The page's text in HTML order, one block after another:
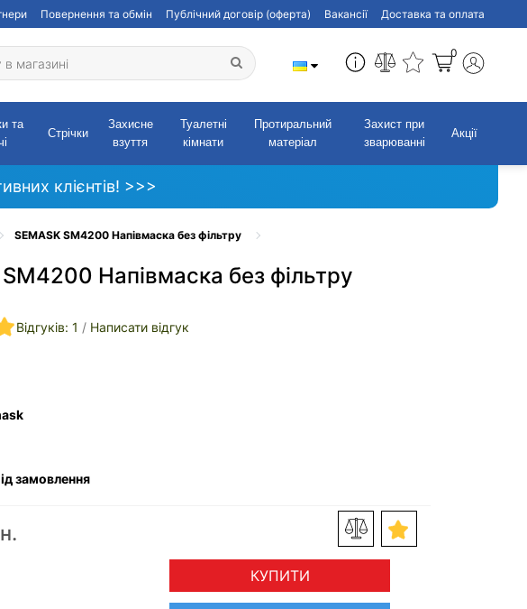
Повернення та обмін Публічний договір (оферта) Вакансії Доставка та оплата
0
та
Стрічки
Захисне
взуття
Туалетні
кімнати
Протиральний
матеріал
Захист при
зварюванні
Акції
клієнтів! >>>
SEMASK SM4200 Напівмаска без фільтру
SM4200 Напівмаска без фільтру
Відгуків: 1 / Написати відгук
замовлення
КУПИТИ